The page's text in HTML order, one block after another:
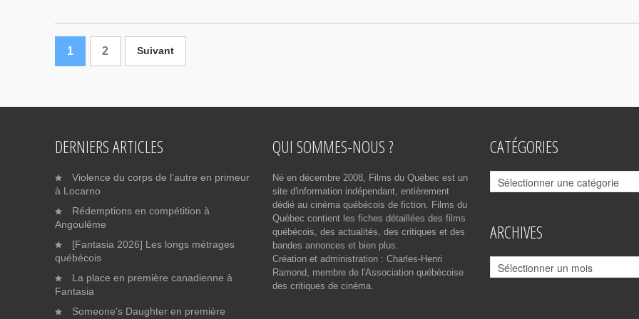
1 2 Suivant
DERNIERS ARTICLES
Violence du corps de l’autre en primeur
à Locarno
Rédemptions en compétition à
Angoulême
[Fantasia 2026] Les longs métrages
québécois
La place en première canadienne à
Fantasia
Someone’s Daughter en première
QUI SOMMES-NOUS ?
Né en décembre 2008, Films du Québec est un
site d'information indépendant, entièrement
dédié au cinéma québécois de fiction. Films du
Québec contient les fiches détaillées des films
québécois, des actualités, des critiques et des
bandes annonces et bien plus.
Création et administration : Charles-Henri
Ramond, membre de l'Association québécoise
des critiques de cinéma.
CATÉGORIES
Catégories
ARCHIVES
Archives